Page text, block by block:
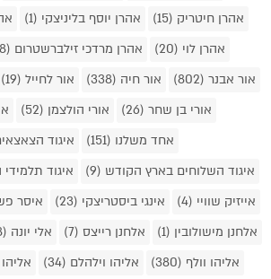
אהרן חיטריק (15)
אהרן יוסף בליניצקי (1)
אהרן לוי (20)
אהרן מרדכי זילברשטרום (28)
אור אבנר (802)
אור חיה (338) אור לחייל (19)
אורי בן שחר (26)
אורי הולצמן (52)
אחד משלנו (151)
איגוד הצאצאים
איגוד השלוחים בארץ הקודש (9)
איגוד תלמידי
אייזיק שוויי (4)
אינגי ביסטריצקי (23) איסר פש
אלחנן מישולובין (1)
אלחנן רייצס (7) אלי יונה (18)
אליהו וולף (380)
אליהו וילהלם (34)